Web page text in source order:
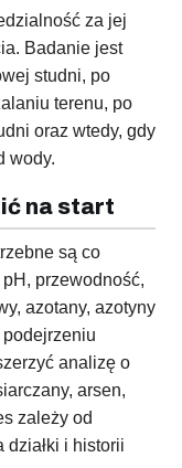
za jej
Badanie jest
studni, po
terenu, po
oraz wtedy, gdy
wody.
na start
są co
przewodność,
azotany, azotyny
analizę o
arsen,
zależy od
działki i historii